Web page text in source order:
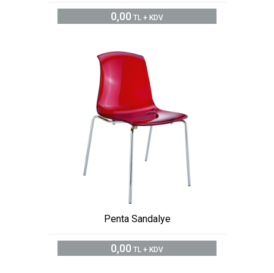
0,00 TL + KDV
Penta Sandalye
0,00 TL + KDV